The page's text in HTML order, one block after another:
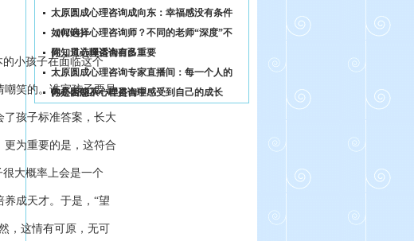
太原圆成心理咨询成向东：幸福感没有条件
（0204）
如何选择心理咨询师？不同的老师“深度”不
同，只选择适合自己
你知道心理咨询有多重要
太原圆成心理咨询专家直播间：每一个人的
内心困惑不一样是合理
你是否能从心理咨询中感受到自己的成长
小孩子在面临这个
笑的。谁家孩子要是
了孩子标准答案，长大
为重要的是，这符合
大概率上会是一个
成天才。于是，“望
，这情有可原，无可